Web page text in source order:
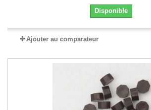
Disponible
Ajouter au comparateur